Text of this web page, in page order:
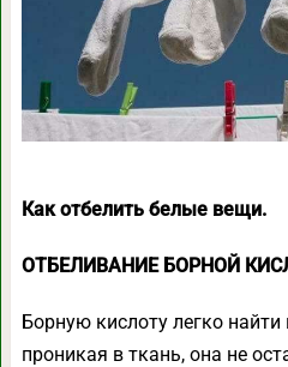
Как отбелить белые вещи.
ОТБЕЛИВАНИЕ БОРНОЙ
Борную кислоту легко найти
проникая в ткань, она не